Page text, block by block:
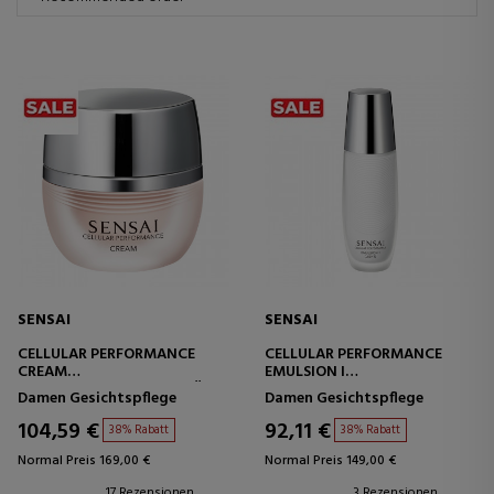
SENSAI
CELLULAR PERFORMANCE
CREAM
INTENSIVPFLEGECREME FÜR
TROCKENE HAUT
Damen Gesichtspflege
104,59 € 38% Rabatt
Normal Preis 169,00 €
SENSAI
CELLULAR PERFORMANCE
EMULSION I
LEICHTE
FEUCHTIGKEITSEMULSION
Damen Gesichtspflege
92,11 € 38% Rabatt
Normal Preis 149,00 €